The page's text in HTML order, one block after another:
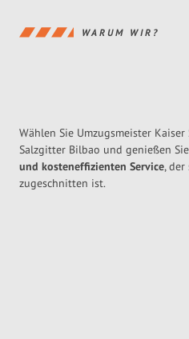
WARUM WIR?
Wählen Sie Umzugsmeister
Salzgitter Bilbao und genießen
und kosteneffizienten Service, der
zugeschnitten ist.